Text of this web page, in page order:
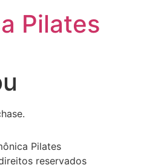
Pilates
Pilates
reservados